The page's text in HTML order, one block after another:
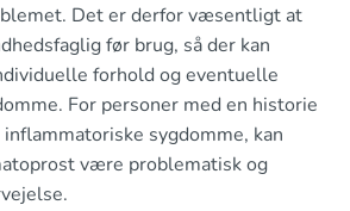
Det er derfor væsentligt at
før brug, så der kan
forhold og eventuelle
For personer med en historie
sygdomme, kan
være problematisk og